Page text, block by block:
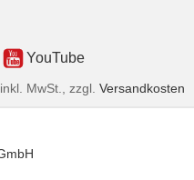
YouTube
inkl. MwSt., zzgl. Versandkosten